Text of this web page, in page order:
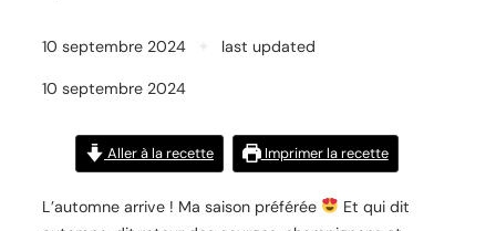
10 septembre 2024 last updated
10 septembre 2024
Aller à la recette Imprimer la recette
L’automne arrive ! Ma saison préférée
Et qui dit